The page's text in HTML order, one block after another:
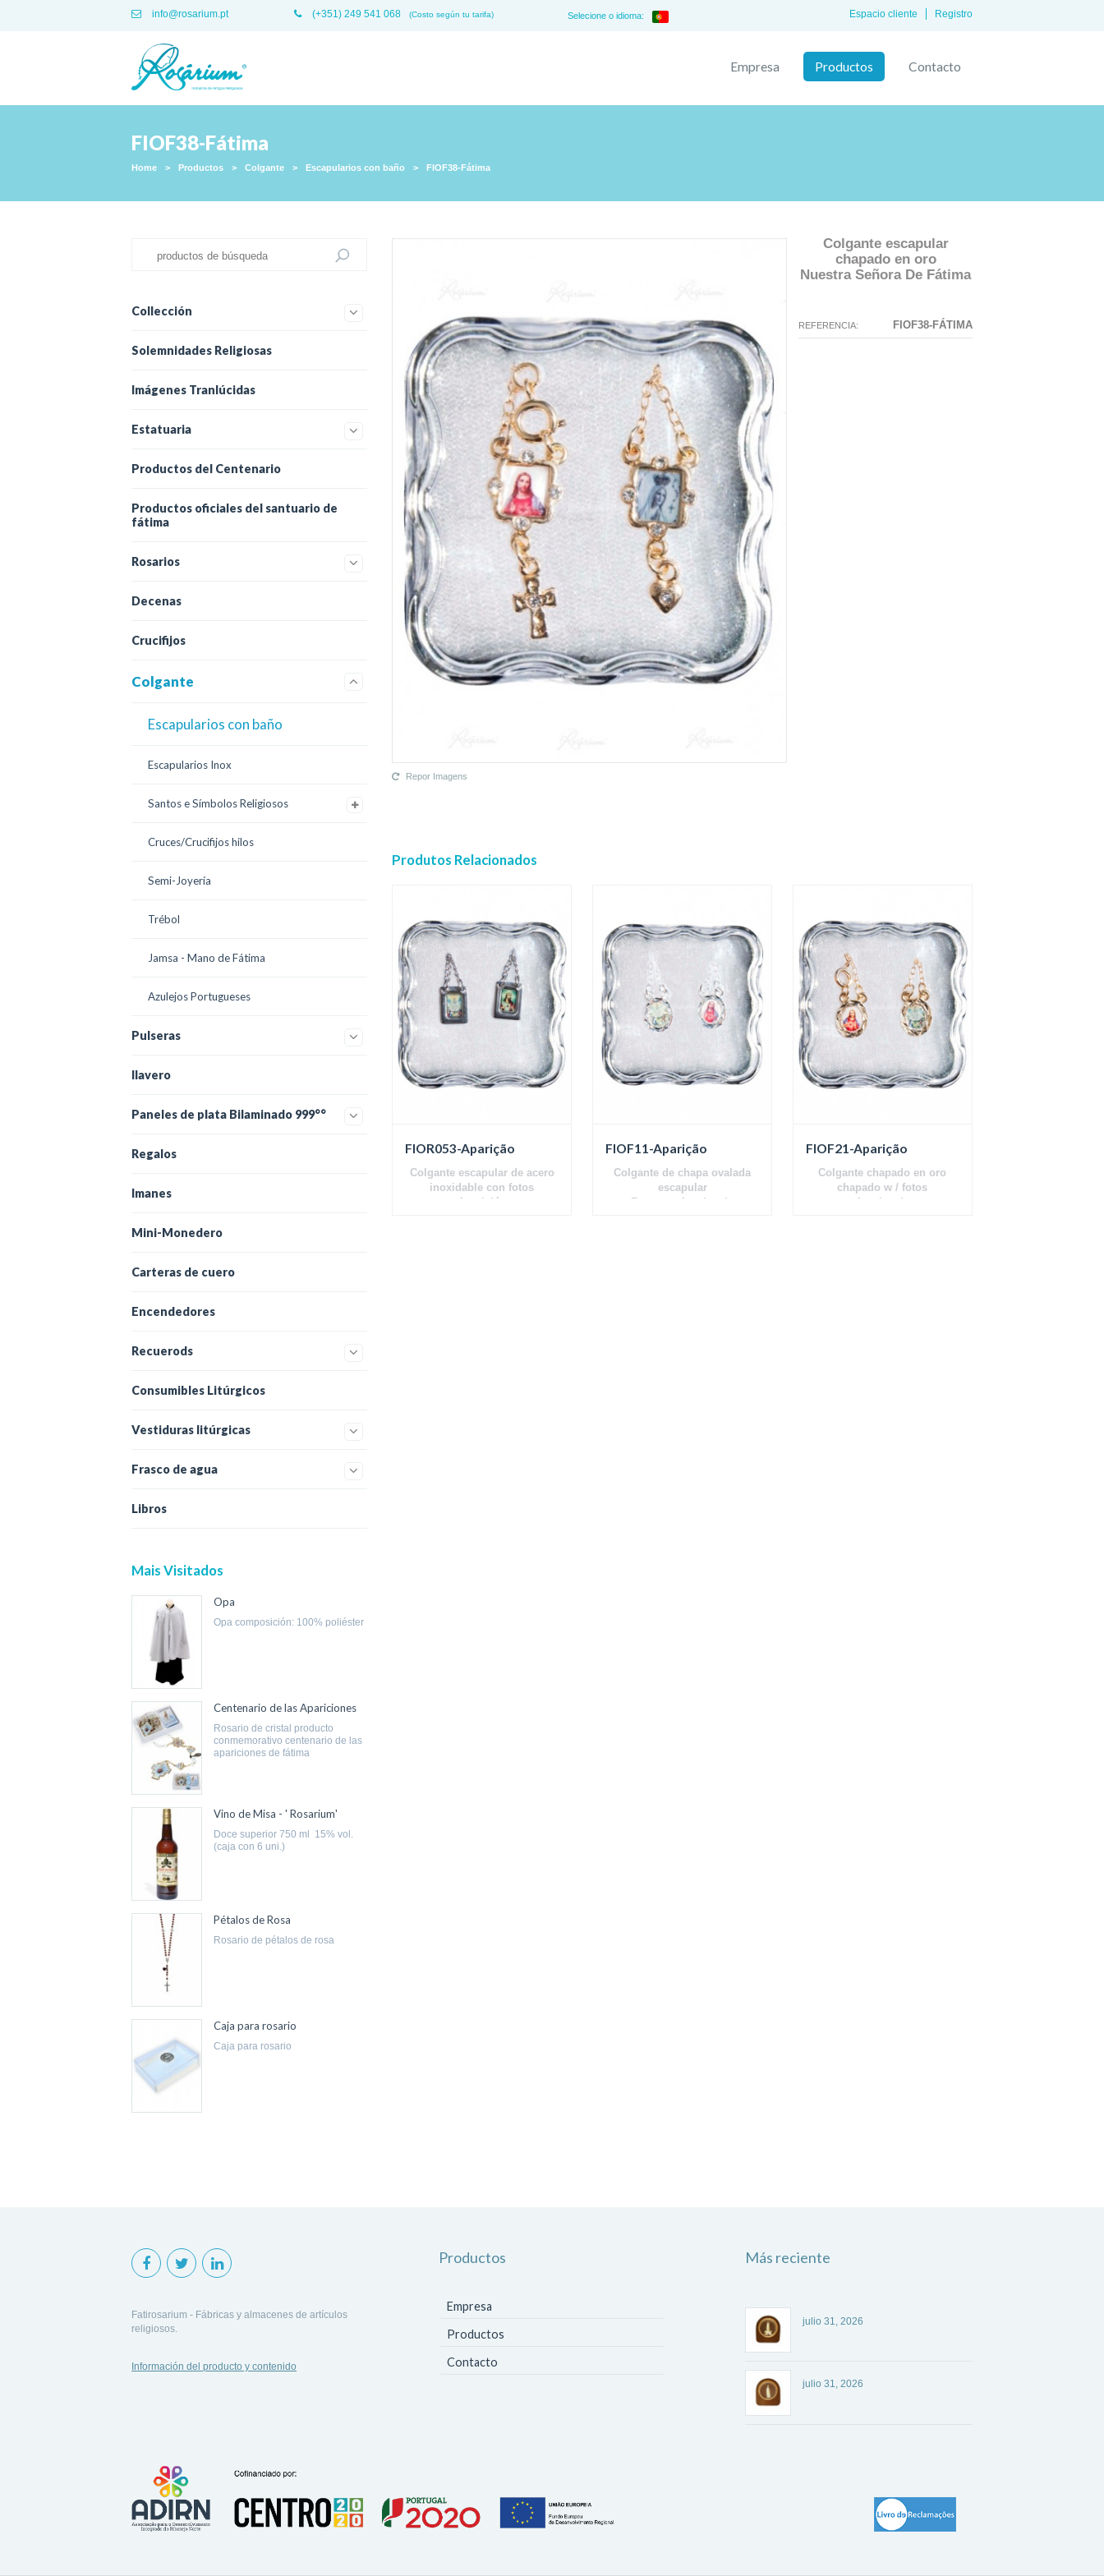
info@rosarium.pt (+351) 249 541 068 (Costo según tu tarifa) Selecione o idioma: Registro
Espacio cliente
Empresa Productos Contacto
FIOF38-Fátima
Home > Productos > Colgante > Escapularios con baño > FIOF38-Fátima
Repor Imagens
Colgante escapular
chapado en oro
Nuestra Señora De Fátima
seleccionado no tiene ninguna
REFERENCIA: FIOF38-FÁTIMA
Produtos Relacionados
FIOR053-Aparição
Colgante escapular de acero
inoxidable con fotos
Aparición
FIOF11-Aparição
Colgante de chapa ovalada
escapular
Foto con Apariencia
FIOF21-Aparição
Colgante chapado en oro
chapado w / fotos
Apariencia
Collección
Solemnidades Religiosas
Imágenes Tranlúcidas
Estatuaria
Productos del Centenario
Productos oficiales del santuario de
fátima
Rosarios
Decenas
Crucifijos
Colgante
Escapularios con baño
Escapularios Inox
Santos e Símbolos Religiosos
Cruces/Crucifijos hilos
Semi-Joyería
Trébol
Jamsa - Mano de Fátima
Azulejos Portugueses
Pulseras
llavero
Paneles de plata Bilaminado 999°°
Regalos
Imanes
Mini-Monedero
Carteras de cuero
Encendedores
Recuerods
Consumibles Litúrgicos
Vestiduras litúrgicas
Frasco de agua
Libros
Mais Visitados
Opa
opa composición: 100% poliéster
Centenario de las Apariciones
rosario de cristal producto
conmemorativo centenario de las
apariciones de fátima
Vino de Misa - ' Rosarium'
doce superior 750 ml 15% vol.
(caja con 6 uni.)
Pétalos de Rosa
rosario de pétalos de rosa
Caja para rosario
caja para rosario
Fatirosarium - Fábricas y almacenes de artículos
religiosos.
Información del producto y contenido
Productos
Empresa
Productos
Contacto
Más reciente
julio 31, 2026
julio 31, 2026